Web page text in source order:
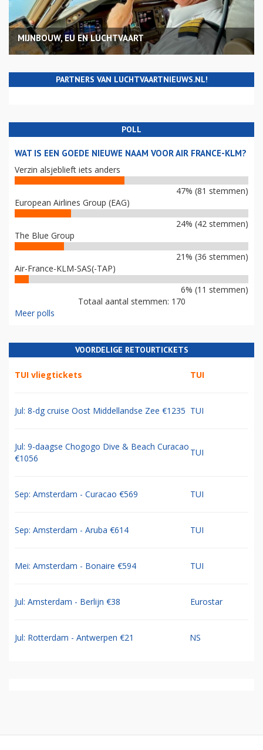
MIJNBOUW, EU EN LUCHTVAART
PARTNERS VAN LUCHTVAARTNIEUWS.NL!
POLL
WAT IS EEN GOEDE NIEUWE NAAM VOOR AIR FRANCE-KLM?
Verzin alsjeblieft iets anders
47% (81 stemmen)
European Airlines Group (EAG)
24% (42 stemmen)
The Blue Group
21% (36 stemmen)
Air-France-KLM-SAS(-TAP)
6% (11 stemmen)
Totaal aantal stemmen: 170
Meer polls
VOORDELIGE RETOURTICKETS
TUI vliegtickets TUI
Jul: 8-dg cruise Oost Middellandse Zee €1235 TUI
Jul: 9-daagse Chogogo Dive & Beach Curacao
€1056
TUI
Sep: Amsterdam - Curacao €569 TUI
Sep: Amsterdam - Aruba €614 TUI
Mei: Amsterdam - Bonaire €594 TUI
Jul: Amsterdam - Berlijn €38 Eurostar
Jul: Rotterdam - Antwerpen €21 NS